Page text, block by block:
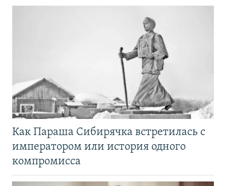
Как Параша Сибирячка встретилась с
императором или история одного
компромисса